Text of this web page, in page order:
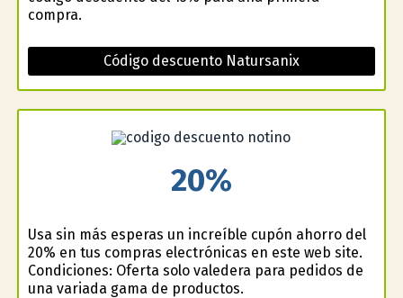
compra.
Código descuento Natursanix
20%
Usa sin más esperas un increíble cupón ahorro del
20% en tus compras electrónicas en este web site.
Condiciones: Oferta solo valedera para pedidos de
una variada gama de productos.